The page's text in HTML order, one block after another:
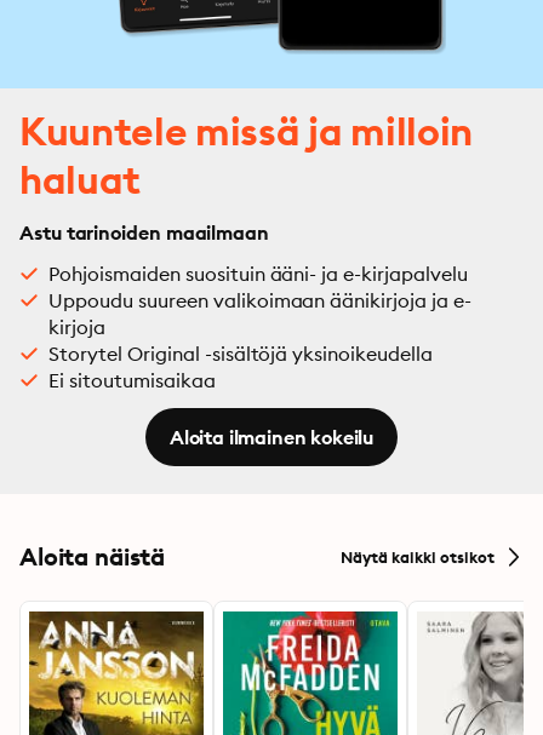
Kuuntele missä ja milloin
haluat
Astu tarinoiden maailmaan
Pohjoismaiden suosituin ääni- ja e-kirjapalvelu
Uppoudu suureen valikoimaan äänikirjoja ja e-
kirjoja
Storytel Original -sisältöjä yksinoikeudella
Ei sitoutumisaikaa
Aloita ilmainen kokeilu
Aloita näistä Näytä kaikki otsikot